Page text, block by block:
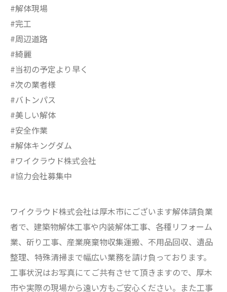
#解体現場
#完工
#周辺道路
#綺麗
#当初の予定より早く
#次の業者様
#バトンパス
#美しい解体
#安全作業
#解体キングダム
#ワイクラウド株式会社
#協力会社募集中
ワイクラウド株式会社は厚木市にございます解体請負業
者で、建築物解体工事や内装解体工事、各種リフォーム
業、斫り工事、産業廃棄物収集運搬、不用品回収、遺品
整理、特殊清掃まで幅広い業務を請け負っております。
工事状況はお写真にてご共有させて頂きますので、厚木
市や実際の現場から遠い方もご安心ください。また工事